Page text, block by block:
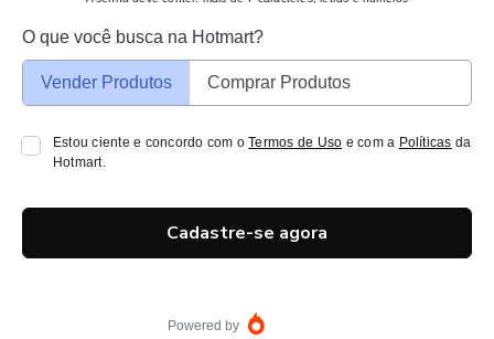
O que você busca na Hotmart?
Vender Produtos Comprar Produtos
Estou ciente e concordo com oTermos de Uso e com a Políticas da
Hotmart.
Cadastre-se agora
Powered by